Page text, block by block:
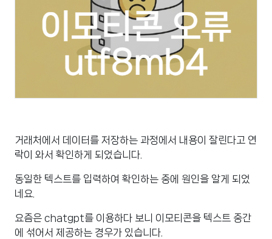
거래처에서 데이터를 저장하는 과정에서 내용이 잘린다고 연
락이 와서 확인하게 되었습니다.
동일한 텍스트를 입력하여 확인하는 중에 원인을 알게 되었
네요.
요즘은 chatgpt를 이용하다 보니 이모티콘을 텍스트 중간
에 섞어서 제공하는 경우가 있습니다.